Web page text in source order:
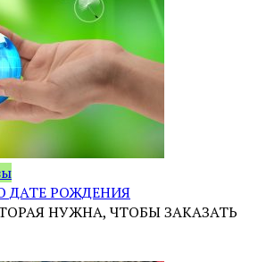
ДАТЕ РОЖДЕНИЯ
НУЖНА, ЧТОБЫ ЗАКАЗАТЬ